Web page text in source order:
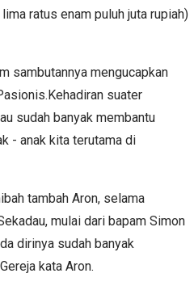
ratus enam puluh juta rupiah)
sambutannya mengucapkan
suater
sudah banyak membantu
- anak kita terutama di
tambah Aron, selama
mulai dari bapam Simon
dirinya sudah banyak
kata Aron.